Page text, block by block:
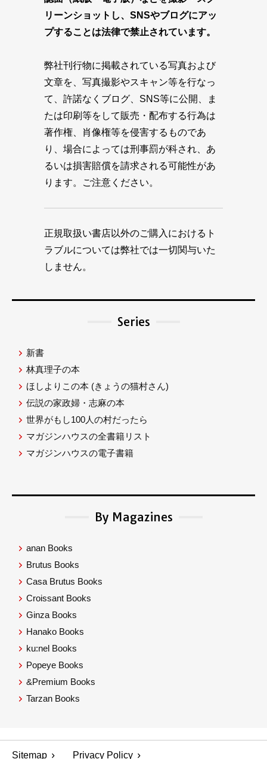
リーンショットし、SNSやブログにアッ
プすることは法律で禁止されています。
弊社刊行物に掲載されている写真および
文章を、写真撮影やスキャン等を行なっ
て、許諾なくブログ、SNS等に公開、ま
たは印刷等をして販売・配布する行為は
著作権、肖像権等を侵害するものであ
り、場合によっては刑事罰が科され、あ
るいは損害賠償を請求される可能性があ
ります。ご注意ください。
正規取扱い書店以外のご購入におけるト
ラブルについては弊社では一切関与いた
しません。
Series
新書
林真理子の本
ほしよりこの本 (きょうの猫村さん)
伝説の家政婦・志麻の本
世界がもし100人の村だったら
マガジンハウスの全書籍リスト
マガジンハウスの電子書籍
By Magazines
anan Books
Brutus Books
Casa Brutus Books
Croissant Books
Ginza Books
Hanako Books
ku:nel Books
Popeye Books
&Premium Books
Tarzan Books
Sitemap Privacy Policy